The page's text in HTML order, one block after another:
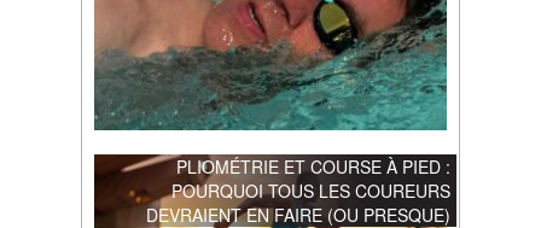
PLIOMÉTRIE ET COURSE À PIED :
POURQUOI TOUS LES COUREURS
DEVRAIENT EN FAIRE (OU PRESQUE)